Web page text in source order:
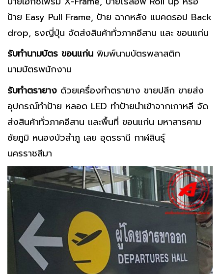
ป้าย Easy Pull Frame, ป้าย ฉากหลัง แบคดรอป Back
drop, ธงญี่ปุ่น จัดส่งสินค้าทั่วภาคอีสาน และ ขอนแก่น
รับทำนามบัตร ขอนแก่น พิมพ์นามบัตรพลาสติก
นามบัตรพนักงาน
รับทำตรายาง ด้วยเครื่องทำตรายาง ขายปลีก ขายส่ง
อุปกรณ์ทำป้าย หลอด LED ทำป้ายนำเข้าจากเกาหลี จัด
ส่งสินค้าทั่วภาคอีสาน และพื้นที่ ขอนแก่น มหาสารคาม
ชัยภูมิ หนองบัวลำภู เลย อุดรธานี กาฬสินธุ์
นครราชสีมา